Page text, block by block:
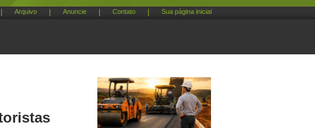
Arquivo Anuncie Contato Sua página inicial